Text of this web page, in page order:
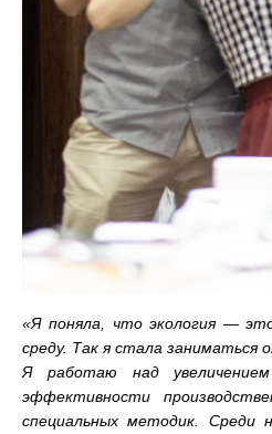
«Я поняла, что экология —
среду. Так я стала заниматься
Я работаю над
эффективности
специальных методик. Среди